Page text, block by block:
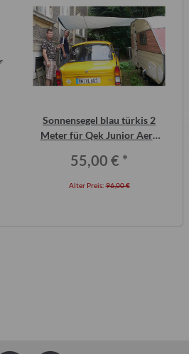
Sonnensegel blau türkis 2
Meter für Qek Junior Aero
55,00 € *
Alter Preis:96,00 €